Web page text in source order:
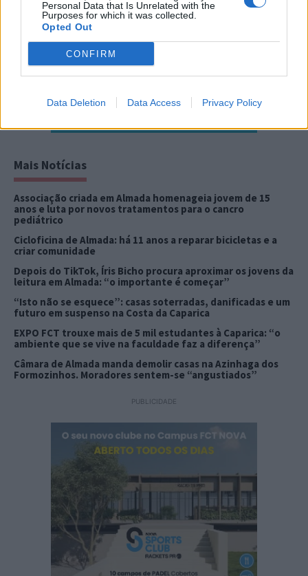
Personal Data that Is Unrelated with the
Purposes for which it was collected.
Opted Out
CONFIRM
Data Deletion Data Access Privacy Policy
Mais Notícias
Associação criada em Almada homenageia jovem de 15
anos e luta por novos tratamentos para o cancro
pediátrico
Cicloficina de Almada: há 11 anos a reparar bicicletas e a
criar comunidade
Depois do TikTok, Íris Bicho procura aproximar os jovens da
leitura em Almada: “o importante é começar”
“Isto não se esquece”: casas soterradas, danificadas e um
futuro em suspenso na Costa da Caparica
EXPO FCT trouxe mais de 5 mil estudantes à Caparica: “o
ambiente que se vive na faculdade faz a diferença”
Câmara de Almada manda demolir casas na Azinhaga dos
Formozinhos. Moradores sentem-se “angustiados”
PUBLICIDADE